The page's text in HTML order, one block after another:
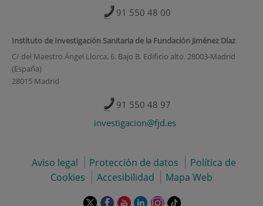
91 550 48 00
Instituto de Investigación Sanitaria de la Fundación Jiménez Díaz
C/ del Maestro Ángel Llorca, 6. Bajo B. Edificio alto. 28003-Madrid
(España)
28015 Madrid
91 550 48 97
investigacion@fjd.es
Aviso legal Protección de datos
Política de
Cookies
Accesibilidad Mapa Web
EsteEsteEsteEsteEsteEnlace